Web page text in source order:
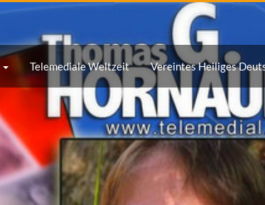
in unserer Datenschutzerklärung
. Um diese zu
Sie diese.
Telemediale Weltzeit Vereintes Heiliges